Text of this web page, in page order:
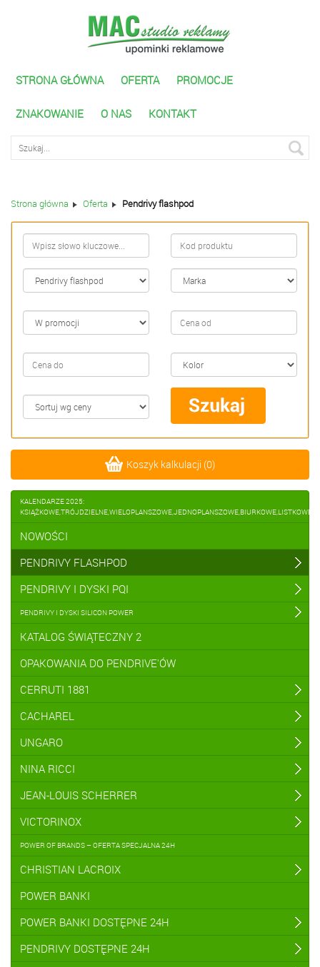
STRONA GŁÓWNA OFERTA PROMOCJE
ZNAKOWANIE O NAS KONTAKT
Strona główna Oferta Pendrivy flashpod
Koszyk kalkulacji (0)
KALENDARZE 2025:
KSIĄŻKOWE,TRÓJDZIELNE,WIELOPLANSZOWE,JEDNOPLANSZOWE,BIURKOWE,LISTKOWE
NOWOŚCI
PENDRIVY FLASHPOD
PENDRIVY I DYSKI PQI
PENDRIVY I DYSKI SILICON POWER
KATALOG ŚWIĄTECZNY 2
OPAKOWANIA DO PENDRIVE'ÓW
CERRUTI 1881
CACHAREL
UNGARO
NINA RICCI
JEAN-LOUIS SCHERRER
VICTORINOX
POWER OF BRANDS – OFERTA SPECJALNA 24H
CHRISTIAN LACROIX
POWER BANKI
POWER BANKI DOSTĘPNE 24H
PENDRIVY DOSTĘPNE 24H